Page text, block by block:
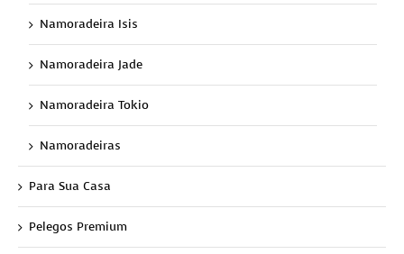
Namoradeira Isis
Namoradeira Jade
Namoradeira Tokio
Namoradeiras
Para Sua Casa
Pelegos Premium